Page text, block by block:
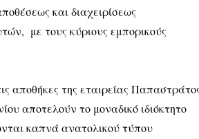
και διαχειρίσεως
με τους κύριους εμπορικούς
αποθήκες της εταιρείας
αποτελούν το μοναδικό ιδιόκτητο
καπνά ανατολικού τύπου